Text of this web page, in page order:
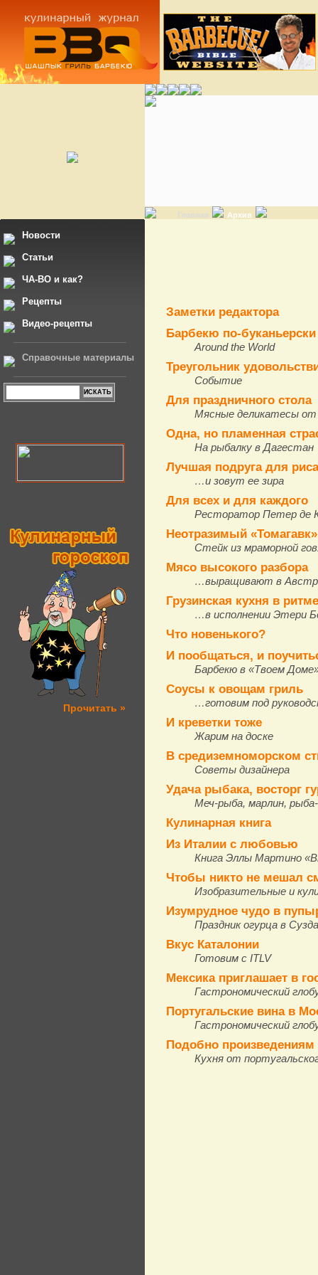
Главная Архив
Новости
Статьи
ЧА-ВО и как?
Рецепты
Видео-рецепты
Справочные материалы
Прочитать »
Заметки редактора
Барбекю по-буканьерски
Around the World
Треугольник
Событие
Для праздничного стола
Мясные деликатесы
Одна, но пламенная
На рыбалку в Дагестан
Лучшая подруга для
…и зовут ее зира
Для всех и для каждого
Ресторатор Петер де
Неотразимый «Томагавк»
Стейк из мраморной
Мясо высокого разбора
…выращивают в
Грузинская кухня в
…в исполнении Этери
Что новенького?
И пообщаться, и
Барбекю в «Твоем
Соусы к овощам гриль
…готовим под
И креветки тоже
Жарим на доске
В средиземноморском
Советы дизайнера
Удача рыбака, восторг
Меч-рыба, марлин,
Кулинарная книга
Из Италии с любовью
Книга Эллы Мартино
Чтобы никто не мешал
Изобразительные и
Изумрудное чудо в
Праздник огурца в
Вкус Каталонии
Готовим с ITLV
Мексика приглашает в
Гастрономический
Португальские вина в
Гастрономический
Подобно произведениям
Кухня от